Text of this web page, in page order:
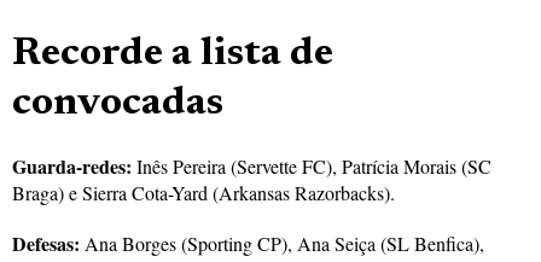
Recorde a lista de
convocadas
Guarda-redes: Inês Pereira (Servette FC), Patrícia Morais (SC
Braga) e Sierra Cota-Yard (Arkansas Razorbacks).
Defesas: Ana Borges (Sporting CP), Ana Seiça (SL Benfica),